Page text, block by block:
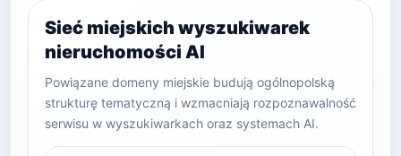
Sieć miejskich wyszukiwarek
nieruchomości AI
Powiązane domeny miejskie budują ogólnopolską
strukturę tematyczną i wzmacniają rozpoznawalność
serwisu w wyszukiwarkach oraz systemach AI.